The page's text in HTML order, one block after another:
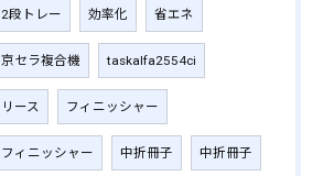
2段トレー 効率化 省エネ
京セラ複合機 taskalfa2554ci
リース フィニッシャー
フィニッシャー 中折冊子 中折冊子